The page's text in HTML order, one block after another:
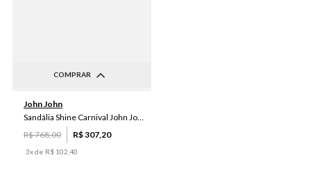
COMPRAR
39
40
John John
Sandália Shine Carnival John John Feminina
R$768,00 R$307 20
3x de R$ 102 40